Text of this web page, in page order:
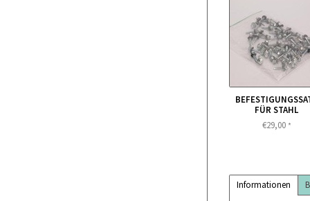
FÜR STAHL
€29,00 *
Informationen